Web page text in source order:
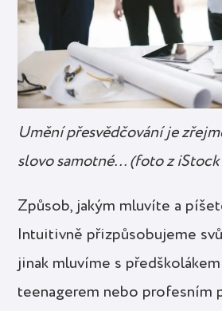
Umění přesvědčování je
slovo samotné… (foto z
Způsob, jakým mluvíte a
Intuitivně přizpůsobujeme
jinak mluvíme s předškolákem
teenagerem nebo profesním